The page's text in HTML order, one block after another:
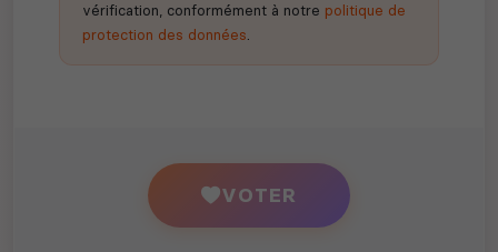
vérification, conformément à notre politique de
protection des données.
VOTER